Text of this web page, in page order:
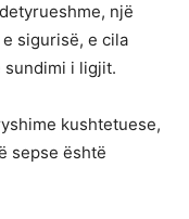
një
sigurisë, e cila
sundimi i ligjit.
kushtetuese,
sepse është